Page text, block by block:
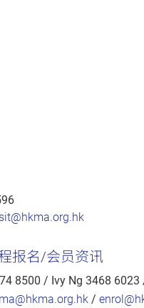
报名/会员资讯
8500 / Ivy Ng 3468
/